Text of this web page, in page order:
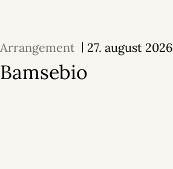
Arrangement 27. august 2026
Bamsebio